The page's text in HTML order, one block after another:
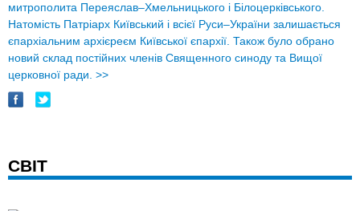
митрополита Переяслав–Хмельницького і Білоцерківського.
Натомість Патріарх Київський і всієї Руси–України залишається
єпархіальним архієреєм Київської єпархії. Також було обрано
новий склад постійних членів Священного синоду та Вищої
церковної ради. >>
СВІТ